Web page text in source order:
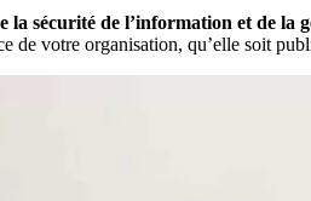
sécurité de l’information et de la
de votre organisation, qu’elle soit